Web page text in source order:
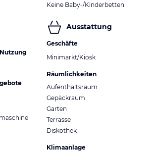
Keine Baby-/Kinderbetten
Ausstattung
Geschäfte
Minimarkt/Kiosk
Räumlichkeiten
Aufenthaltsraum
Gepäckraum
Garten
Terrasse
Diskothek
Klimaanlage